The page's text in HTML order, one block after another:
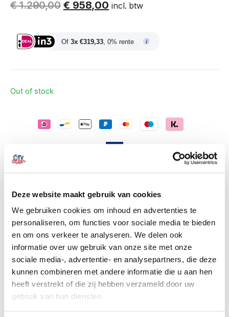
Deze website maakt gebruik van cookies
We gebruiken cookies om inhoud en advertenties te
personaliseren, om functies voor sociale media te bieden
en om ons verkeer te analyseren. We delen ook
informatie over uw gebruik van onze site met onze
sociale media-, advertentie- en analysepartners, die deze
kunnen combineren met andere informatie die u aan hen
heeft verstrekt of die zij hebben verzameld door uw
gebruik van hun diensten.
€1.290,00 € 958,00 incl. btw
Of 3x €319,33, 0% rente
Out of stock
Klantenservice bereikbaar op werkdagen
Binnen 14 dagen gratis retourneren
2 jaar garantie
Description Additional information
Reviews (0)